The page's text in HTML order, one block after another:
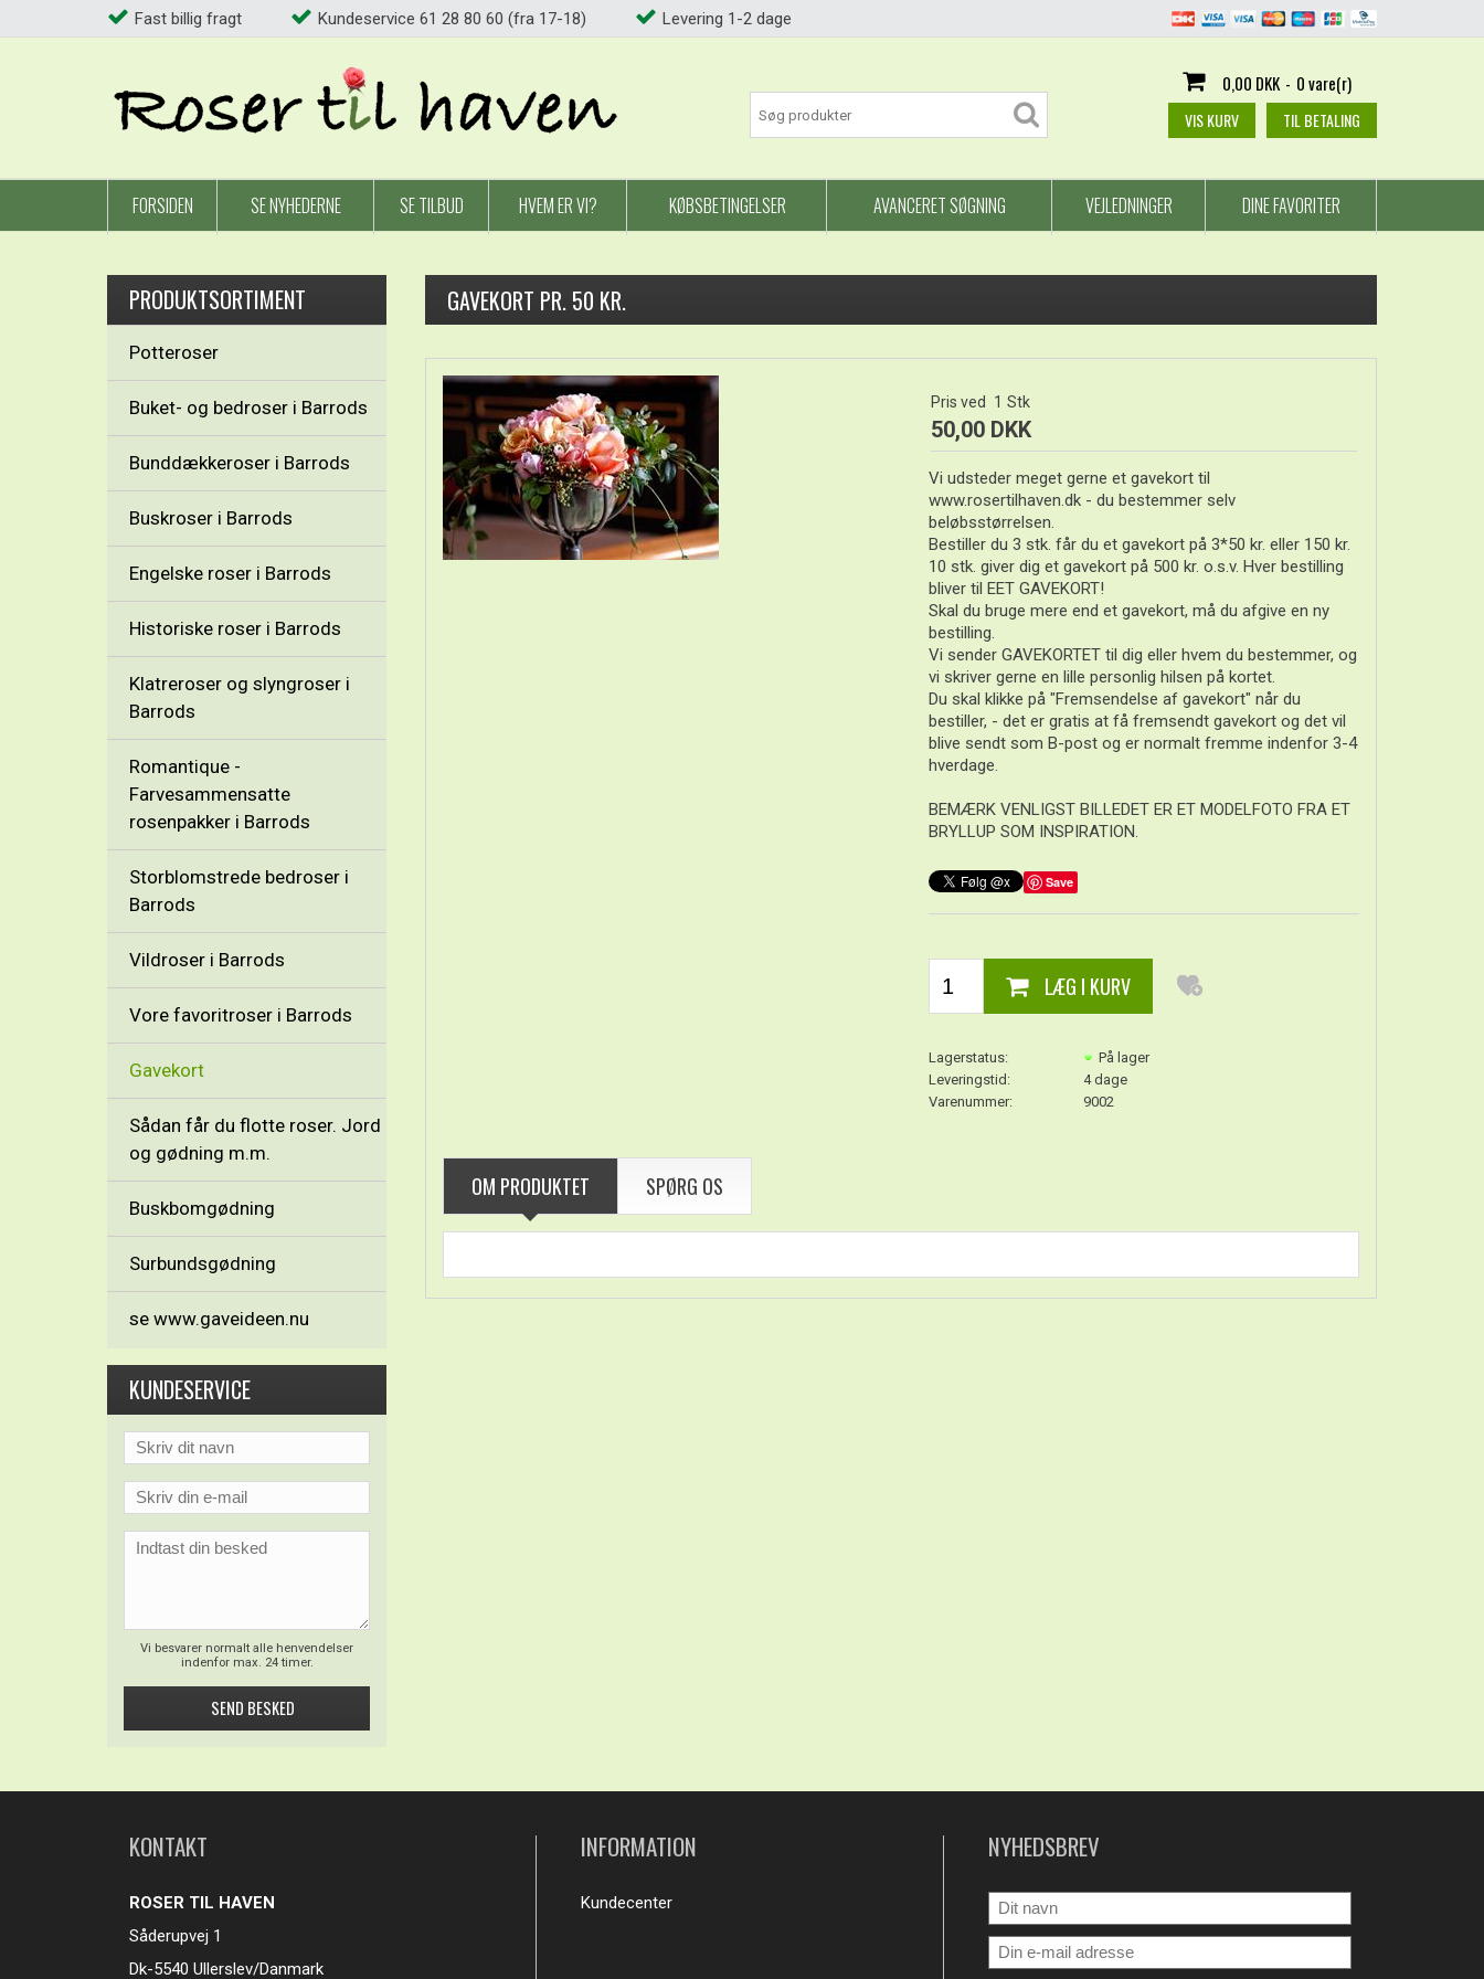
Fast billig fragt Kundeservice 61 28 80 60 (fra 17-18) Levering 1-2 dage
0,00 DKK - 0 vare(r)
VIS KURV TIL BETALING
FORSIDEN SE NYHEDERNE SE TILBUD HVEM ER VI? KØBSBETINGELSER AVANCERET SØGNING VEJLEDNINGER DINE FAVORITER
PRODUKTSORTIMENT
Potteroser
Buket- og bedroser i Barrods
Bunddækkeroser i Barrods
Buskroser i Barrods
Engelske roser i Barrods
Historiske roser i Barrods
Klatreroser og slyngroser i
Barrods
Romantique -
Farvesammensatte
rosenpakker i Barrods
Storblomstrede bedroser i
Barrods
Vildroser i Barrods
Vore favoritroser i Barrods
Gavekort
Sådan får du flotte roser. Jord
og gødning m.m.
Buskbomgødning
Surbundsgødning
se www.gaveideen.nu
KUNDESERVICE
Vi besvarer normalt alle henvendelser
indenfor max. 24 timer.
GAVEKORT PR. 50 KR.
Pris ved 1 Stk
50,00 DKK
Vi udsteder meget gerne et gavekort til
www.rosertilhaven.dk - du bestemmer selv
beløbsstørrelsen.
Bestiller du 3 stk. får du et gavekort på 3*50 kr. eller 150 kr.
10 stk. giver dig et gavekort på 500 kr. o.s.v. Hver bestilling
bliver til EET GAVEKORT!
Skal du bruge mere end et gavekort, må du afgive en ny
bestilling.
Vi sender GAVEKORTET til dig eller hvem du bestemmer, og
vi skriver gerne en lille personlig hilsen på kortet.
Du skal klikke på "Fremsendelse af gavekort" når du
bestiller, - det er gratis at få fremsendt gavekort og det vil
blive sendt som B-post og er normalt fremme indenfor 3-4
hverdage.
BEMÆRK VENLIGST BILLEDET ER ET MODELFOTO FRA ET
BRYLLUP SOM INSPIRATION.
Save
På lager
Lagerstatus:
4 dage
Leveringstid:
9002
Varenummer:
OM PRODUKTET SPØRG OS
KONTAKT
ROSER TIL HAVEN
Såderupvej 1
Dk-5540 Ullerslev/Danmark
INFORMATION
Kundecenter
NYHEDSBREV